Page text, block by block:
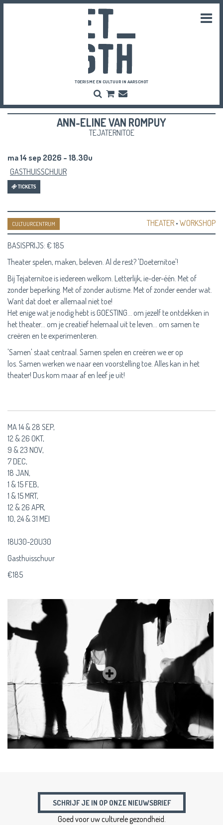
TOERISME EN CULTUUR IN AARSCHOT
Zoeken
Bestel
je
vriendenpassen
en
tickets
Inschrijven
ANN-ELINE VAN ROMPUY
TEJATERNITOE
ma 14 sep 2026 - 18.30u
GASTHUISSCHUUR
TICKETS
CULTUURCENTRUM THEATER•WORKSHOP
BASISPRIJS: € 185
Theater spelen, maken, beleven. Al de rest? 'Doeternitoe'!
Bij Tejaternitoe is iedereen welkom. Letterlijk, ie-der-één. Met of
zonder beperking. Met of zonder autisme. Met of zonder eender wat.
Want dat doet er allemaal niet toe!
Het enige wat je nodig hebt is GOESTING… om jezelf te ontdekken in
het theater… om je creatief helemaal uit te leven… om samen te
creëren en te experimenteren.
'Samen' staat centraal. Samen spelen en creëren we er op
los. Samen werken we naar een voorstelling toe. Alles kan in het
theater! Dus kom maar af en leef je uit!
MA 14 & 28 SEP,
12 & 26 OKT,
9 & 23 NOV,
7 DEC,
18 JAN,
1 & 15 FEB,
1 & 15 MRT,
12 & 26 APR,
10, 24 & 31 MEI
18U30-20U30
Gasthuisschuur
€185
SCHRIJF JE IN OP ONZE NIEUWSBRIEF
Goed voor uw culturele gezondheid.